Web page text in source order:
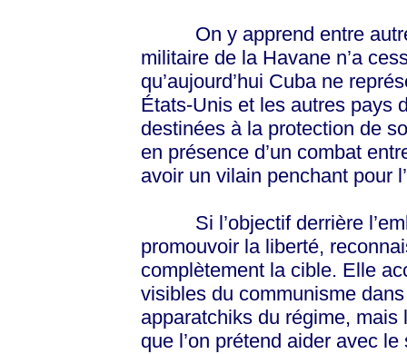
On y apprend entre
militaire de la Havane n’a
qu’aujourd’hui Cuba ne
États-Unis et les autres pays
destinées à la protection de
en présence d’un combat
avoir un vilain penchant pour
Si l’objectif derrière
promouvoir la liberté,
complètement la cible. Elle
visibles du communisme
apparatchiks du régime,
que l’on prétend aider avec le